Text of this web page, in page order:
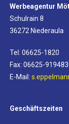
Werbeagentur
Schulrain 8
36272 Niederaula
Tel: 06625-1820
Fax: 06625-919483
E-Mail:
Geschäftszeiten